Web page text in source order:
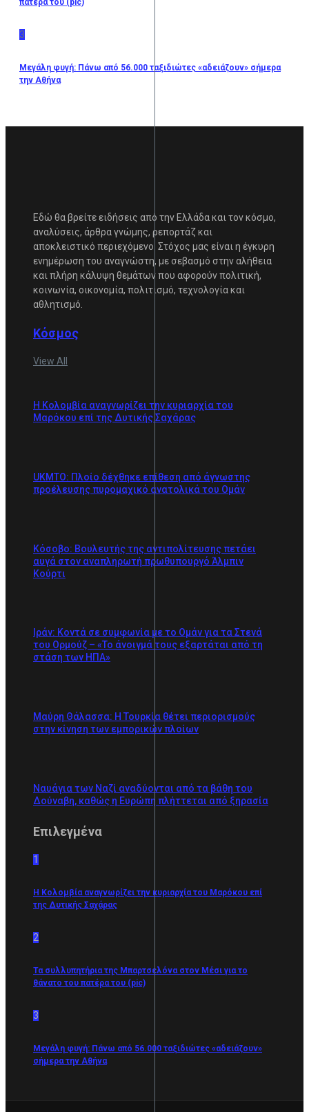
πατέρα του (pic)
3
Μεγάλη φυγή: Πάνω από 56.000 ταξιδιώτες «αδειάζουν» σήμερα
την Αθήνα
Εδώ θα βρείτε ειδήσεις από την Ελλάδα και τον κόσμο,
αναλύσεις, άρθρα γνώμης, ρεπορτάζ και
αποκλειστικό περιεχόμενο. Στόχος μας είναι η έγκυρη
ενημέρωση του αναγνώστη, με σεβασμό στην αλήθεια
και πλήρη κάλυψη θεμάτων που αφορούν πολιτική,
κοινωνία, οικονομία, πολιτισμό, τεχνολογία και
αθλητισμό.
Κόσμος
View All
Η Κολομβία αναγνωρίζει την κυριαρχία του
Μαρόκου επί της Δυτικής Σαχάρας
UKMTO: Πλοίο δέχθηκε επίθεση από άγνωστης
προέλευσης πυρομαχικό ανατολικά του Ομάν
Κόσοβο: Βουλευτής της αντιπολίτευσης πετάει
αυγά στον αναπληρωτή πρωθυπουργό Άλμπιν
Κούρτι
Ιράν: Κοντά σε συμφωνία με το Ομάν για τα Στενά
του Ορμούζ – «Το άνοιγμά τους εξαρτάται από τη
στάση των ΗΠΑ»
Μαύρη Θάλασσα: Η Τουρκία θέτει περιορισμούς
στην κίνηση των εμπορικών πλοίων
Ναυάγια των Ναζί αναδύονται από τα βάθη του
Δούναβη, καθώς η Ευρώπη πλήττεται από ξηρασία
Επιλεγμένα
1
Η Κολομβία αναγνωρίζει την κυριαρχία του Μαρόκου επί
της Δυτικής Σαχάρας
2
Τα συλλυπητήρια της Μπαρτσελόνα στον Μέσι για το
θάνατο του πατέρα του (pic)
3
Μεγάλη φυγή: Πάνω από 56.000 ταξιδιώτες «αδειάζουν»
σήμερα την Αθήνα